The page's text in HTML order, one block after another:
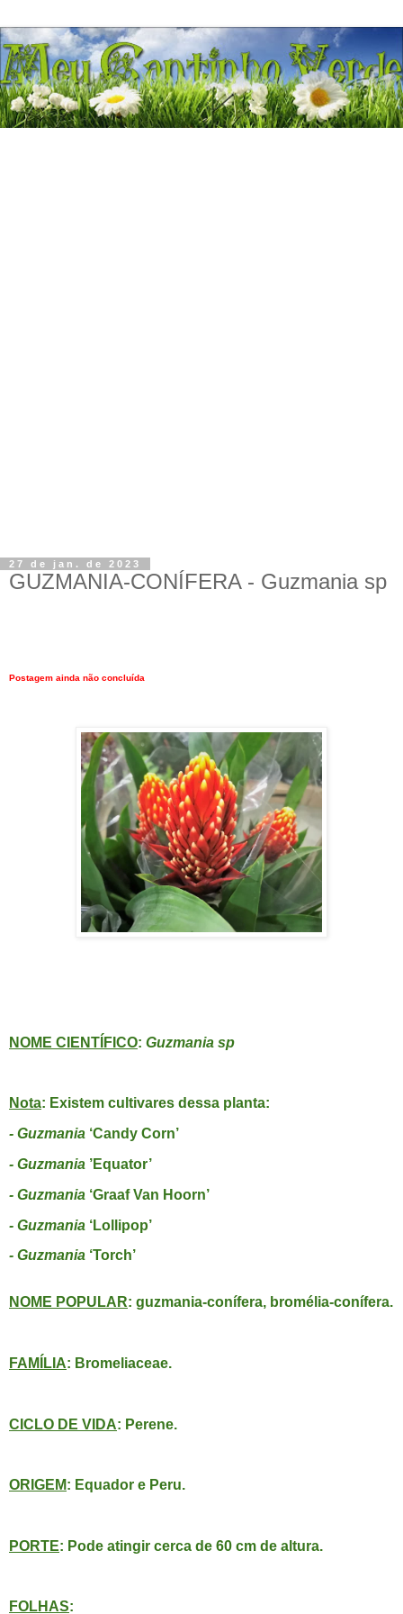
27 de jan. de 2023
GUZMANIA-CONÍFERA - Guzmania sp
Postagem ainda não concluída
NOME CIENTÍFICO: Guzmania sp
Nota: Existem cultivares dessa planta:
- Guzmania ‘Candy Corn’
- Guzmania ’Equator’
- Guzmania ‘Graaf Van Hoorn’
- Guzmania ‘Lollipop’
- Guzmania ‘Torch’
NOME POPULAR: guzmania-conífera, bromélia-conífera.
FAMÍLIA: Bromeliaceae.
CICLO DE VIDA: Perene.
ORIGEM: Equador e Peru.
PORTE: Pode atingir cerca de 60 cm de altura.
FOLHAS: